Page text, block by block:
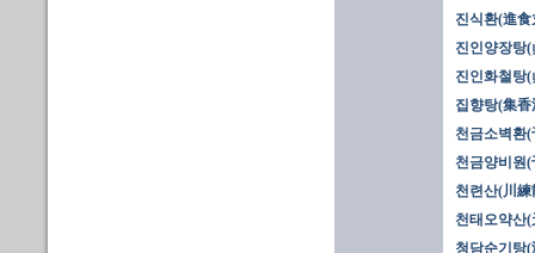
진식환(進食
진인양장탕
진인화철탕
집향탕(集香
천금소벽환
천금양비원
천련산(川練
천태오약산
청담순기탕